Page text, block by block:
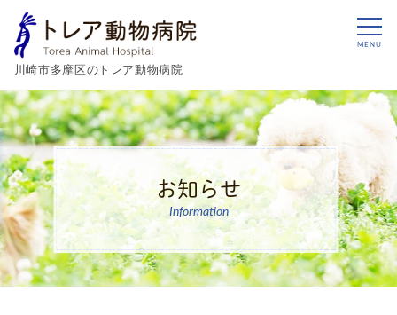
川崎市多摩区のトレア動物病院
MENU
お知らせ
Information